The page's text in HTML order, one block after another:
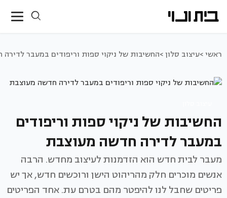
ראשי >עיצוב סלון >החשיבות של ניקוי ספות וריפודים במעבר
החשיבות של ניקוי ספות וריפודים
במעבר לדירה חדשה מעוצבת
מעבר לבית חדש הוא הזדמנות לעיצוב מחדש. הרבה
אנשים מוכרים חלק מהריהוט הישן ורוכשים חדש, אך יש
פריטים שחבל לנו להיפטר מהם בטרם עת. אחד הפריטים